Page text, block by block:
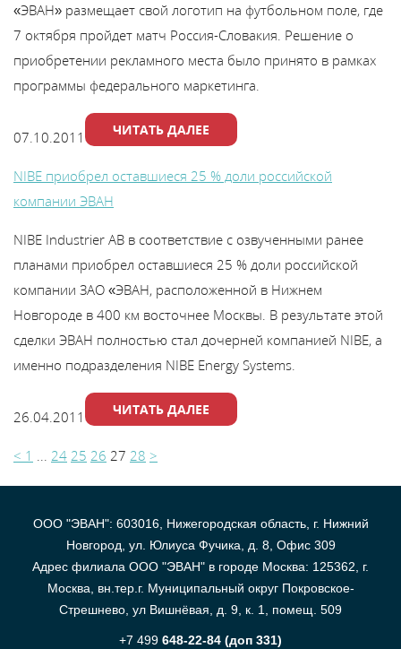
«ЭВАН» размещает свой логотип на футбольном поле, где
7 октября пройдет матч Россия-Словакия. Решение о
приобретении рекламного места было принято в рамках
программы федерального маркетинга.
07.10.2011 ЧИТАТЬ ДАЛЕЕ
NIBE приобрел оставшиеся 25 % доли российской
компании ЭВАН
NIBE Industrier AB в соответствие с озвученными ранее
планами приобрел оставшиеся 25 % доли российской
компании ЗАО «ЭВАН, расположенной в Нижнем
Новгороде в 400 км восточнее Москвы. В результате этой
сделки ЭВАН полностью стал дочерней компанией NIBE, а
именно подразделения NIBE Energy Systems.
26.04.2011 ЧИТАТЬ ДАЛЕЕ
< 1 ... 24 25 26 27 28 >
ООО "ЭВАН": 603016, Нижегородская область, г. Нижний
Новгород, ул. Юлиуса Фучика, д. 8, Офис 309
Адрес филиала ООО "ЭВАН" в городе Москва: 125362, г.
Москва, вн.тер.г. Муниципальный округ Покровское-
Стрешнево, ул Вишнёвая, д. 9, к. 1, помещ. 509
+7 499 648-22-84 (доп 331)